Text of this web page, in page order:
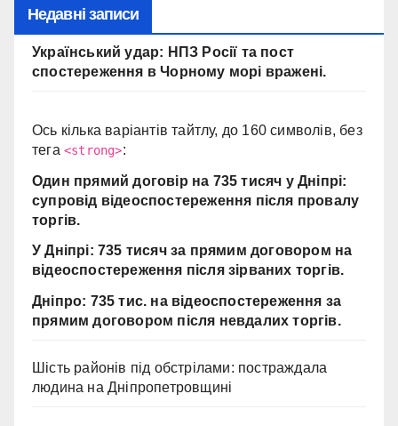
Недавні записи
Український удар: НПЗ Росії та пост
спостереження в Чорному морі вражені.
Ось кілька варіантів тайтлу, до 160 символів, без
тега <strong>:
Один прямий договір на 735 тисяч у Дніпрі:
супровід відеоспостереження після провалу
торгів.
У Дніпрі: 735 тисяч за прямим договором на
відеоспостереження після зірваних торгів.
Дніпро: 735 тис. на відеоспостереження за
прямим договором після невдалих торгів.
Шість районів під обстрілами: постраждала
людина на Дніпропетровщині